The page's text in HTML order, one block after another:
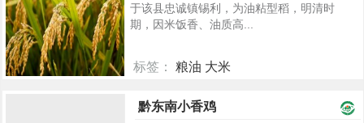
于该县忠诚镇锡利，为油粘型稻，明清时
期，因米饭香、油质高...
标签： 粮油 大米
黔东南小香鸡